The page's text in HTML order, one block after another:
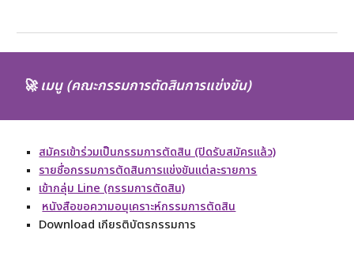
🚀เมนู (คณะกรรมการตัดสินการแข่งขัน)
สมัครเข้าร่วมเป็นกรรมการตัดสิน (ปิดรับสมัครแล้ว)
รายชื่อกรรมการตัดสินการแข่งขันแต่ละรายการ
เข้ากลุ่ม Line (กรรมการตัดสิน)
หนังสือขอความอนุเคราะห์กรรมการตัดสิน
Download เกียรติบัตรกรรมการ